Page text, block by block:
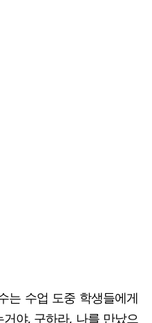
는 수업 도중 학생들에게
야, 구하라, 나를 만났으